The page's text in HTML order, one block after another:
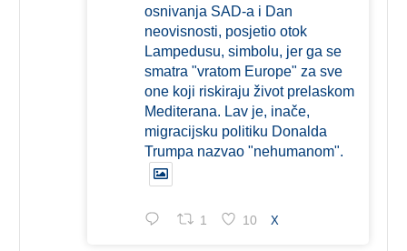
osnivanja SAD-a i Dan
neovisnosti, posjetio otok
Lampedusu, simbolu, jer ga se
smatra "vratom Europe" za sve
one koji riskiraju život prelaskom
Mediterana. Lav je, inače,
migracijsku politiku Donalda
Trumpa nazvao "nehumanom".
1 10 X